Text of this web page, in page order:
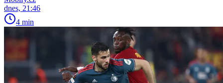
dnes, 21:46
4 min